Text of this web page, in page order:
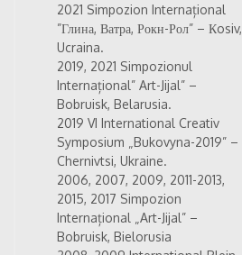
2021 Simpozion Internațional
”Глина, Ватра, Рокн-Рол” – Кosiv,
Ucraina.
2019, 2021 Simpozionul
Internațional” Art-Jijal” –
Bobruisk, Belarusia.
2019 VI International Creativ
Symposium „Bukovyna-2019” –
Chernivtsi, Ukraine.
2006, 2007, 2009, 2011-2013,
2015, 2017 Simpozion
Internațional „Art-Jijal” –
Bobruisk, Bielorusia